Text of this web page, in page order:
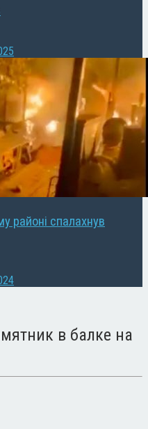
районі спалахнув
в балке на